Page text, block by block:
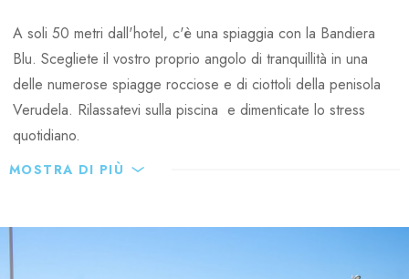
High quality spa
treatments
swimming pool
A soli 50 metri dall'hotel, c'è una spiaggia con la Bandiera
Blu. Scegliete il vostro proprio angolo di tranquillità in una
delle numerose spiagge rocciose e di ciottoli della penisola
Verudela. Rilassatevi sulla piscina e dimenticate lo stress
quotidiano.
MOSTRA DI PIÙ